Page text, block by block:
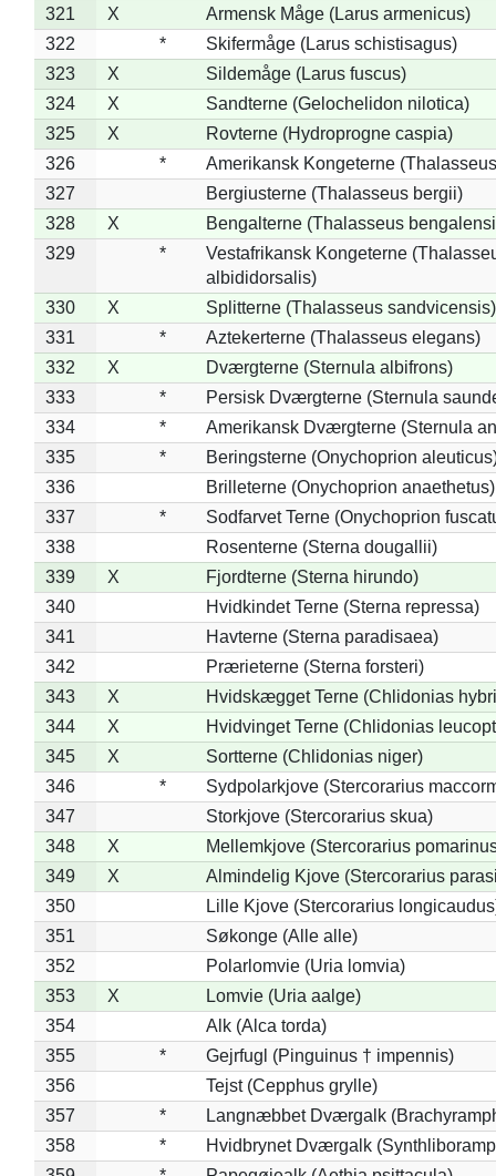
321
X
Armensk Måge (Larus armenicus)
322
*
Skifermåge (Larus schistisagus)
323
X
Sildemåge (Larus fuscus)
324
X
Sandterne (Gelochelidon nilotica)
325
X
Rovterne (Hydroprogne caspia)
326
*
Amerikansk Kongeterne
327
Bergiusterne (Thalasseus bergii)
328
X
Bengalterne (Thalasseus
329
*
Vestafrikansk Kongeterne
albididorsalis)
330
X
Splitterne (Thalasseus sandvicensis)
331
*
Aztekerterne (Thalasseus elegans)
332
X
Dværgterne (Sternula albifrons)
333
*
Persisk Dværgterne (Sternula
334
*
Amerikansk Dværgterne (Sternula
335
*
Beringsterne (Onychoprion
336
Brilleterne (Onychoprion anaethetus)
337
*
Sodfarvet Terne (Onychoprion
338
Rosenterne (Sterna dougallii)
339
X
Fjordterne (Sterna hirundo)
340
Hvidkindet Terne (Sterna repressa)
341
Havterne (Sterna paradisaea)
342
Prærieterne (Sterna forsteri)
343
X
Hvidskægget Terne (Chlidonias
344
X
Hvidvinget Terne (Chlidonias
345
X
Sortterne (Chlidonias niger)
346
*
Sydpolarkjove (Stercorarius
347
Storkjove (Stercorarius skua)
348
X
Mellemkjove (Stercorarius
349
X
Almindelig Kjove (Stercorarius
350
Lille Kjove (Stercorarius
351
Søkonge (Alle alle)
352
Polarlomvie (Uria lomvia)
353
X
Lomvie (Uria aalge)
354
Alk (Alca torda)
355
*
Gejrfugl (Pinguinus † impennis)
356
Tejst (Cepphus grylle)
357
*
Langnæbbet Dværgalk
358
*
Hvidbrynet Dværgalk